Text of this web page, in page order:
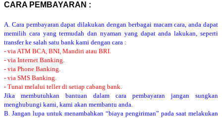
CARA PEMBAYARAN :
A. Cara pembayaran dapat dilakukan dengan berbagai macam cara, anda dapat
memilih cara yang termudah dan nyaman yang dapat anda lakukan, seperti
transfer ke salah satu bank kami dengan cara :
- via ATM BCA, BNI, Mandiri atau BRI.
- via Internet Banking.
- via Phone Banking.
- via SMS Banking.
- Tunai melalui teller di setiap cabang bank.
Jika membutuhkan bantuan dalam cara pembayaran jangan sungkan
menghubungi kami, kami akan membantu anda.
B. Jangan lupa untuk menambahkan “biaya pengiriman” pada saat melakukan